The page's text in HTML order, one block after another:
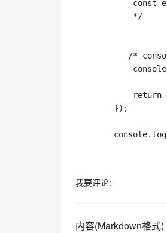
const
            */
/*
return
}) ;
        console
. log
我要评论:
内容(Markdown格式)